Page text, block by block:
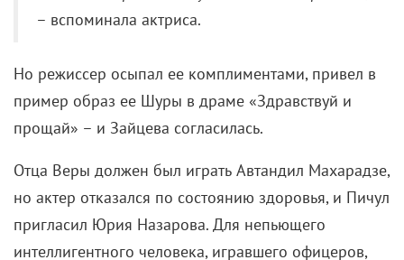
мира», сыном военного Сергеем…